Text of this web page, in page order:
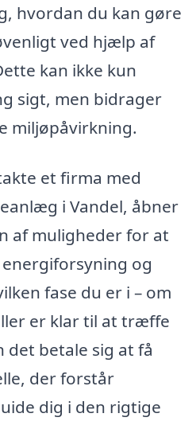
hvordan du kan gøre
ved hjælp af
kan ikke kun
sigt, men bidrager
miljøpåvirkning.
et firma med
i Vandel, åbner
af muligheder for at
og
fase du er i – om
er klar til at træffe
det betale sig at få
der forstår
dig i den rigtige